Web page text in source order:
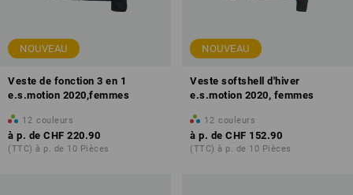
NOUVEAU
Veste de fonction 3 en 1
e.s.motion 2020,femmes
12 couleurs
à p. de CHF 220.90
(TTC) à p. de 10 Pièces
NOUVEAU
Veste softshell d'hiver
e.s.motion 2020, femmes
12 couleurs
à p. de CHF 152.90
(TTC) à p. de 10 Pièces